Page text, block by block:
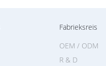
Fabrieksreis
OEM / ODM
R & D